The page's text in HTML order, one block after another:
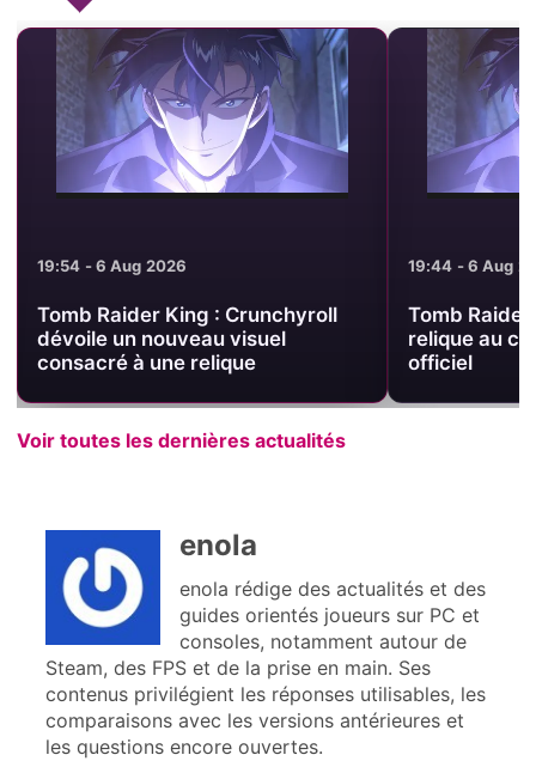
19:54 - 6 Aug 2026
Tomb Raider King : Crunchyroll
dévoile un nouveau visuel
consacré à une relique
19:44 - 6 Aug
Tomb
relique au
officiel
Voir toutes les dernières actualités
enola
enola rédige des actualités et des
guides orientés joueurs sur PC et
consoles, notamment autour de
Steam, des FPS et de la prise en main. Ses
contenus privilégient les réponses utilisables, les
comparaisons avec les versions antérieures et
les questions encore ouvertes.